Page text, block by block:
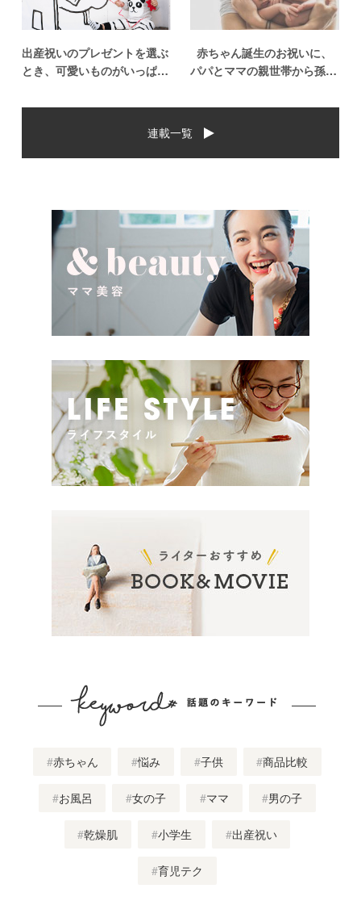
出産祝いのプレゼントを選ぶ
とき、可愛いものがいっぱい
の気持ちを込めて贈るものだ
いし、たくさん使ってもらえ
るものをプレゼントしたい。
赤ちゃん誕生のお祝いに、
パパとママの親世帯から孫誕
た場合、今現在のお祝いの相
んなものなのでしょうか。ま
た、出産祝いに関して気をつ
連載一覧
赤ちゃん 悩み 子供 商品比較
お風呂 女の子 ママ 男の子
乾燥肌 小学生 出産祝い
育児テク